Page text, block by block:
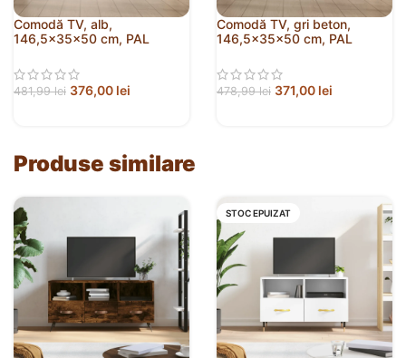
Comodă TV, alb,
146,5x35x50 cm, PAL
481,99lei 376,00 lei
Comodă TV, gri beton,
146,5x35x50 cm, PAL
478,99lei 371,00 lei
Produse similare
STOC EPUIZAT